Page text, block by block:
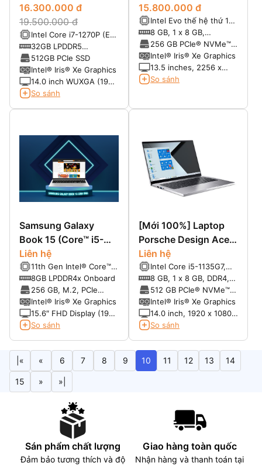
16.300.000 đ
19.500.000 đ
Intel Core i7-1270P (E-
Core Max 3.60 GHz, P-
Core Max 4.80 GHz
Turbo Boost, 10C12T,
cache 12MB)
32GB LPDDR5
4800MHz
512GB PCIe SSD
Intel® Iris® Xe Graphics
14.0 inch WUXGA (1920
x 1200) IPS + Touch, độ
So sánh
(2022)
15.800.000 đ
Intel Evo thế hệ thứ 12
- Core i5 1235U 10
nhân, Turbo Boost 4.40
GHz, 12 MB Intel®
Smart Cache
8 GB, 1 x 8 GB,
LPDDR5x
256 GB PCIe® NVMe™
M.2 SSD
Intel® Iris® Xe Graphics
13.5 inches, 2256 x
1504 (201 PPI),
So sánh
Samsung Galaxy
Book 15 (Core™ i5-
1135G7, RAM 8GB,
SSD 256GB, FHD
Touch)
Liên hệ
11th Gen Intel® Core™
Core i5-1135G7 2.80
GHz, up to 4.20 GHz
with Turbo Boost 12 MB
Cache
8GB LPDDR4x Onboard
256 GB, M.2, PCIe
NVMe, SSD, Class 35
Intel® Iris® Xe Graphics
15.6″ FHD Display (1920
x 1080), touchscreen
So sánh
[Mới 100%] Laptop
Porsche Design Acer
Book RS
Liên hệ
Intel Core i5-1135G7,
2.4 GHz-4.2 Ghz, 8MB
Cache, 4 nhân 8 luồng
8 GB, 1 x 8 GB, DDR4,
3200 MHz
512 GB PCIe® NVMe™
M.2 SSD
Intel® Iris® Xe Graphics
14.0 inch, 1920 x 1080
Pixels, IPS, 60 Hz, 250
So sánh
|« « 6 7 8 9 10 11 12 13 14
15 » »|
Sán phẩm chất lượng
Đảm bảo tương thích và độ
Giao hàng toàn quốc
Nhận hàng và thanh toán tại